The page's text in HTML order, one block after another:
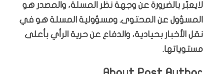
لايعبّر بالضرورة عن وجهة نظر المسلة، والمصدر هو
المسؤول عن المحتوى. ومسؤولية المسلة هو في
نقل الأخبار بحيادية، والدفاع عن حرية الرأي بأعلى
مستوياتها.